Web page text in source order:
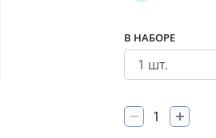
В НАБОРЕ